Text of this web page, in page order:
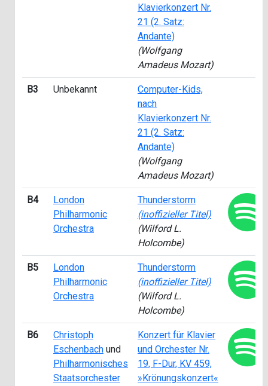
Klavierkonzert Nr.
21 (2. Satz:
Andante)
(Wolfgang
Amadeus Mozart)
B3 Unbekannt
Computer-Kids,
nach
Klavierkonzert Nr.
21 (2. Satz:
Andante)
(Wolfgang
Amadeus Mozart)
B4
London
Philharmonic
Orchestra
Thunderstorm
(inoffizieller Titel)
(Wilford L.
Holcombe)
B5
London
Philharmonic
Orchestra
Thunderstorm
(inoffizieller Titel)
(Wilford L.
Holcombe)
B6
Christoph
Eschenbach und
Philharmonisches
Staatsorchester
Konzert für Klavier
und Orchester Nr.
19, F-Dur, KV 459,
»Krönungskonzert«